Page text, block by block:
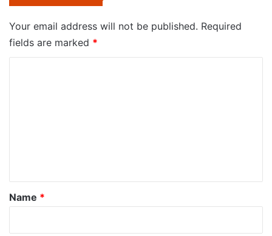
Your email address will not be published. Required
fields are marked *
*
Name *